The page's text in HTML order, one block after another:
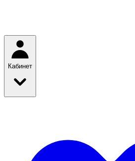
Кабинет